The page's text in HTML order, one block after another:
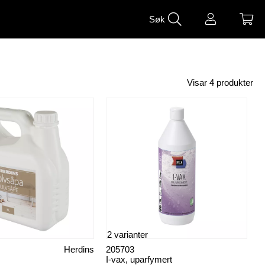
Søk
Visar 4 produkter
Herdins
I-vax, uparfymert
205703
2 varianter